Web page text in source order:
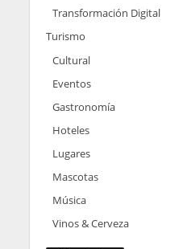
Transformación Digital
Turismo
Cultural
Eventos
Gastronomía
Hoteles
Lugares
Mascotas
Música
Vinos & Cerveza